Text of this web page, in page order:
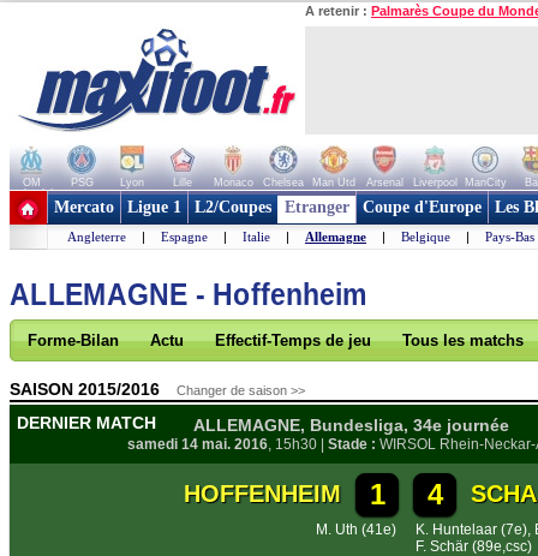
A retenir : Palmarès Coupe du
OM PSG Lyon Lille Monaco Chelsea Man Utd Arsenal Liverpool ManCity
+ de clubs
Mercato Ligue 1 L2/Coupes Etranger Coupe d'Europe Les
Angleterre | Espagne | Italie | Allemagne | Belgique | Pays-Bas
ALLEMAGNE - Hoffenheim
Forme-Bilan Actu Effectif-Temps de jeu Tous les matchs
SAISON 2015/2016 Changer de saison >>
DERNIER MATCH ALLEMAGNE, Bundesliga, 34e journée
samedi 14 mai. 2016, 15h30 | Stade : WIRSOL Rhein-
HOFFENHEIM 1 4
M. Uth (41e) K. Huntelaar (7e),
F. Schär (89e,csc)